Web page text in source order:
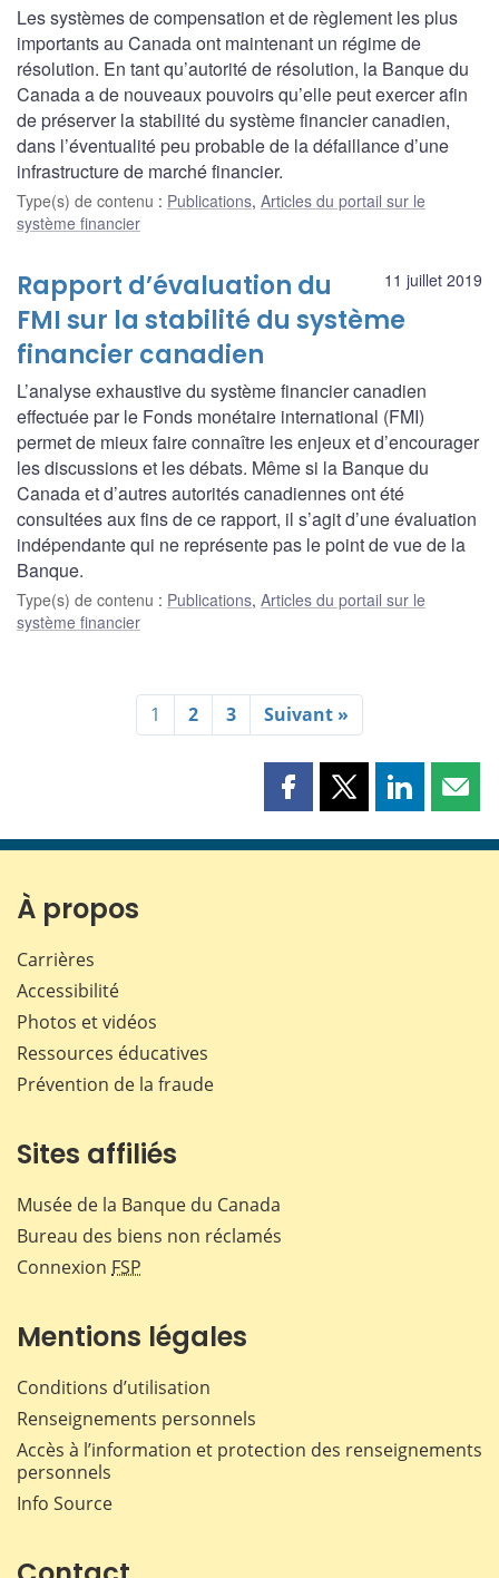
Les systèmes de compensation et de règlement les plus
importants au Canada ont maintenant un régime de
résolution. En tant qu’autorité de résolution, la Banque du
Canada a de nouveaux pouvoirs qu’elle peut exercer afin
de préserver la stabilité du système financier canadien,
dans l’éventualité peu probable de la défaillance d’une
infrastructure de marché financier.
Type(s) de contenu : Publications, Articles du portail sur le
système financier
11 juillet 2019
Rapport d’évaluation du
FMI sur la stabilité du système
financier canadien
L’analyse exhaustive du système financier canadien
effectuée par le Fonds monétaire international (FMI)
permet de mieux faire connaître les enjeux et d’encourager
les discussions et les débats. Même si la Banque du
Canada et d’autres autorités canadiennes ont été
consultées aux fins de ce rapport, il s’agit d’une évaluation
indépendante qui ne représente pas le point de vue de la
Banque.
Type(s) de contenu : Publications, Articles du portail sur le
système financier
1 2 3 Suivant »
Partager
page
Partager
page
Partager
page page
À propos
Carrières
Accessibilité
Photos et vidéos
Ressources éducatives
Prévention de la fraude
Sites affiliés
Musée de la Banque du Canada
Bureau des biens non réclamés
Connexion FSP
Mentions légales
Conditions d’utilisation
Renseignements personnels
Accès à l’information et protection des renseignements
personnels
Info Source